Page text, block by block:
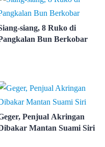
siang, 8 Ruko di
Bun Berkobar
Penjual Akringan
Mantan Suami Siri